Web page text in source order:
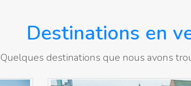
Destinations en
Quelques destinations que nous avons